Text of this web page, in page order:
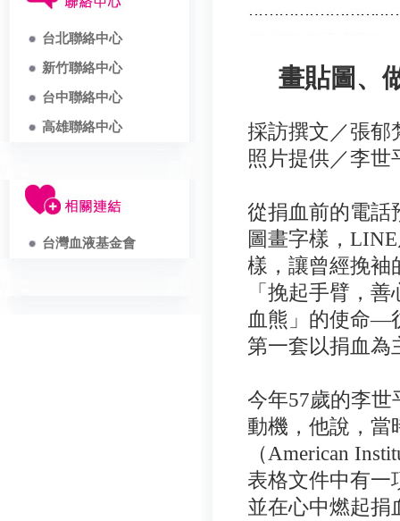
台北聯絡中心
新竹聯絡中心
台中聯絡中心
高雄聯絡中心
台灣血液基金會
畫貼圖、
採訪撰文／張郁
照片提供／李世
從捐血前的電話
圖畫字樣，
樣，讓曾經挽袖
「挽起手臂，
血熊」的使命—
第一套以捐血為
今年57歲的李
動機，他說，當
（American
表格文件中有一
並在心中燃起捐